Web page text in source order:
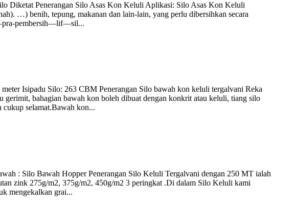
Diketat Penerangan Silo Asas Kon Keluli Aplikasi: Silo Asas Kon Keluli
…) benih, tepung, makanan dan lain-lain, yang perlu dibersihkan secara
pembersih—lif—sil...
Isipadu Silo: 263 CBM Penerangan Silo bawah kon keluli tergalvani Reka
bahagian bawah kon boleh dibuat dengan konkrit atau keluli, tiang silo
cukup selamat.Bawah kon...
: Silo Bawah Hopper Penerangan Silo Keluli Tergalvani dengan 250 MT ialah
zink 275g/m2, 375g/m2, 450g/m2 3 peringkat .Di dalam Silo Keluli kami
mengekalkan grai...